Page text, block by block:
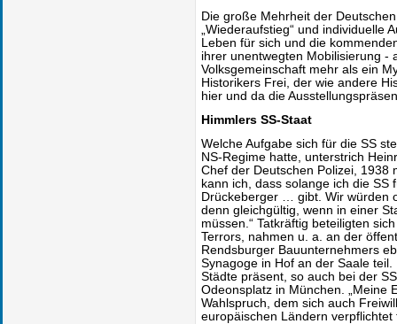
Die große Mehrheit der
„Wiederaufstieg“ und individuelle
Leben für sich und die
ihrer unentwegten Mobilisierung -
Volksgemeinschaft mehr als ein
Historikers Frei, der wie andere
hier und da die
Himmlers SS-Staat
Welche Aufgabe sich für die SS
NS-Regime hatte, unterstrich
Chef der Deutschen Polizei, 1938
kann ich, dass solange ich die SS
Drückeberger … gibt. Wir würden
denn gleichgültig, wenn in einer
müssen.“ Tatkräftig beteiligten
Terrors, nahmen u. a. an der
Rendsburger Bauunternehmers
Synagoge in Hof an der Saale
Städte präsent, so auch bei der
Odeonsplatz in München. „Meine
Wahlspruch, dem sich auch
europäischen Ländern verpflichtet